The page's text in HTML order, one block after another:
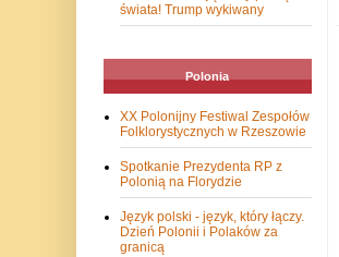
świata! Trump wykiwany
Polonia
XX Polonijny Festiwal Zespołów
Folklorystycznych w Rzeszowie
Spotkanie Prezydenta RP z
Polonią na Florydzie
Język polski - język, który łączy.
Dzień Polonii i Polaków za
granicą